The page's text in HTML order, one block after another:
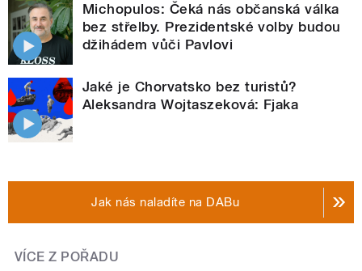
Michopulos: Čeká nás občanská válka
bez střelby. Prezidentské volby budou
džihádem vůči Pavlovi
Jaké je Chorvatsko bez turistů?
Aleksandra Wojtaszeková: Fjaka
Jak nás naladíte na DABu
VÍCE Z POŘADU